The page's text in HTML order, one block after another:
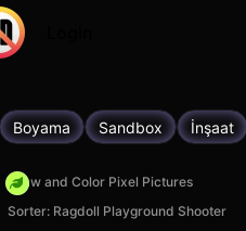
Boyama Sandbox İnşaat
Draw and Color Pixel Pictures
Sorter: Ragdoll Playground Shooter